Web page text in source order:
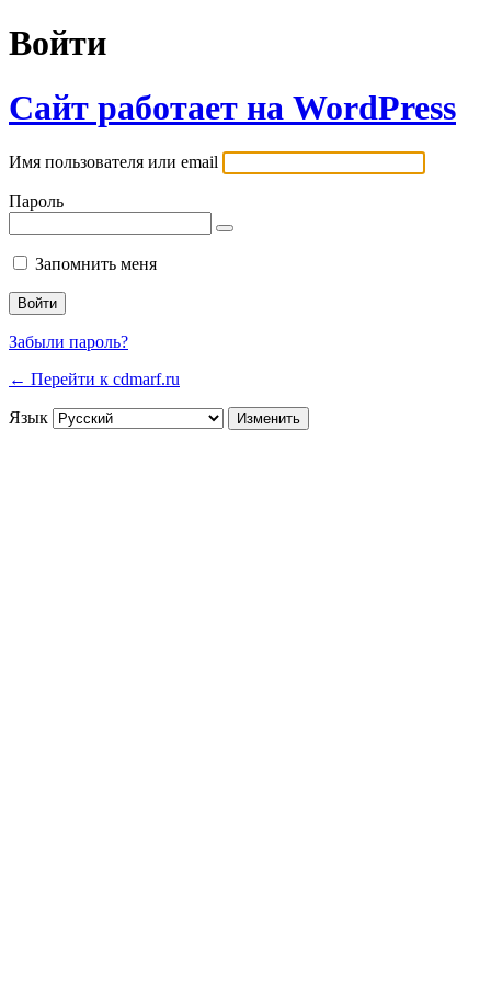
Войти
Сайт работает на WordPress
Имя пользователя или email
Пароль
Запомнить меня
Забыли пароль?
← Перейти к cdmarf.ru
Язык